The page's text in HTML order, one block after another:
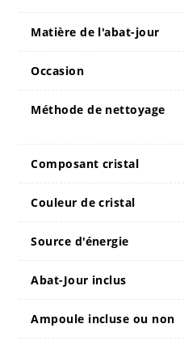
Matière de l'abat-jour
Occasion
Méthode de nettoyage
Composant cristal
Couleur de cristal
Source d'énergie
Abat-Jour inclus
Ampoule incluse ou non